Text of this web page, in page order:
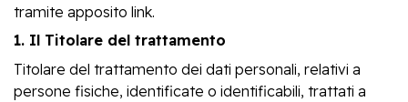
tramite apposito link.
1. Il Titolare del trattamento
Titolare del trattamento dei dati personali, relativi a
persone fisiche, identificate o identificabili, trattati a